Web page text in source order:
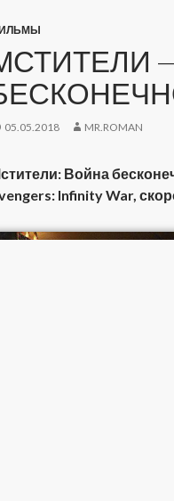
05.05.2018 MR.ROMAN
Война
Infinity War,